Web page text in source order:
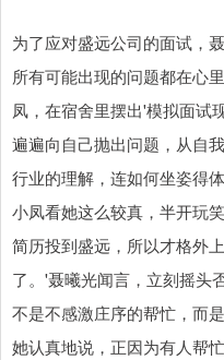
为了应对盛远公司的面试，
所有可能出现的问题都在心
凤，在宿舍里摆出'模拟面试
遍遍向自己抛出问题，从自
行业的理解，连如何坐姿得
小凤看她这么较真，半开玩
简历投到盛远，所以才格外
了。'聂曦光闻言，立刻摇
不是不感激庄序的帮忙，而
她认真地说，正因为有人帮